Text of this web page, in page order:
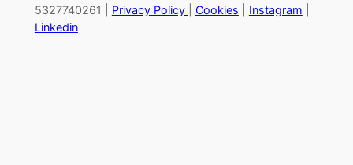
5327740261 | Privacy Policy Cookies Instagram
Linkedin